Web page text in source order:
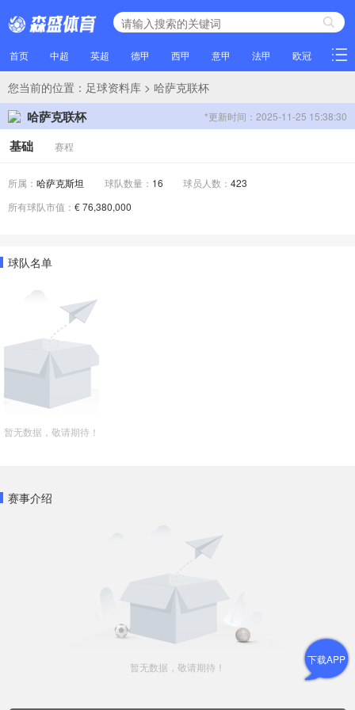
首页 中超 英超 德甲 西甲 意甲 法甲 欧冠 NBA
您当前的位置： 足球资料库 > 哈萨克联杯
哈萨克联杯 *更新时间：2025-11-25 15:38:30
基础 赛程
所属： 哈萨克斯坦 球队数量： 16 球员人数：423
所有球队市值： € 76,380,000
球队名单
暂无数据，敬请期待！
赛事介绍
暂无数据，敬请期待！
下载APP